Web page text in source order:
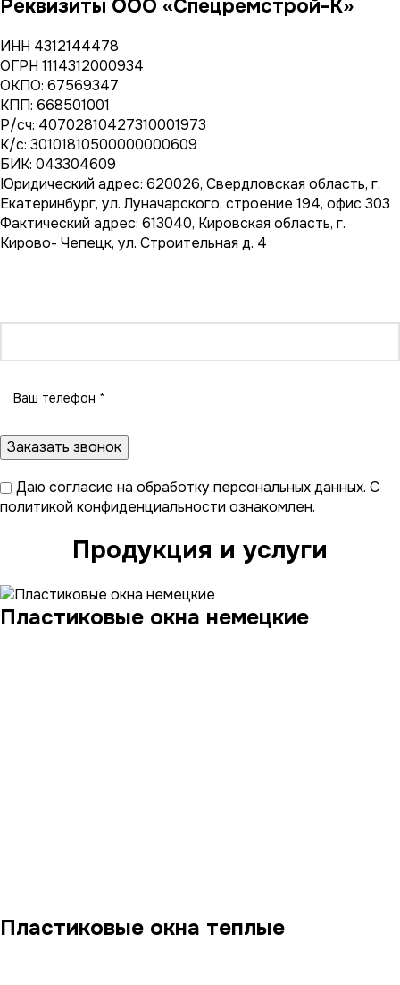
Реквизиты ООО «Спецремстрой-К»
ИНН 4312144478
ОГРН 1114312000934
ОКПО: 67569347
КПП: 668501001
Р/сч: 40702810427310001973
К/с: 30101810500000000609
БИК: 043304609
Юридический адрес: 620026, Свердловская область, г.
Екатеринбург, ул. Луначарского, строение 194, офис 303
Фактический адрес: 613040, Кировская область, г.
Кирово- Чепецк, ул. Строительная д. 4
Даю согласие на обработку персональных данных. С
политикой конфиденциальности ознакомлен.
Продукция и услуги
Пластиковые окна немецкие
Пластиковые окна теплые